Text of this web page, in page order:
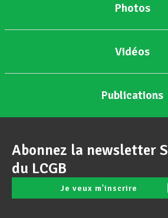
Photos
Vidéos
Publications
Abonnez la newsletter
du LCGB
Je veux m'inscrire